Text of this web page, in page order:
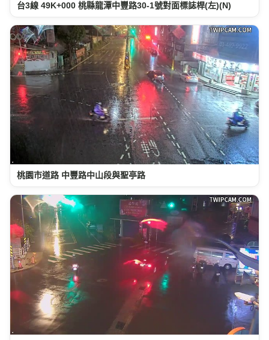
台3線 49K+000 桃縣龍潭中豐路30-1號對面標誌桿(左)(N)
桃園市道路 中豐路中山段與聖亭路